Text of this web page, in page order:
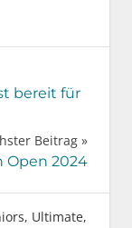
bereit für
Beitrag
Open 2024
, Ultimate,